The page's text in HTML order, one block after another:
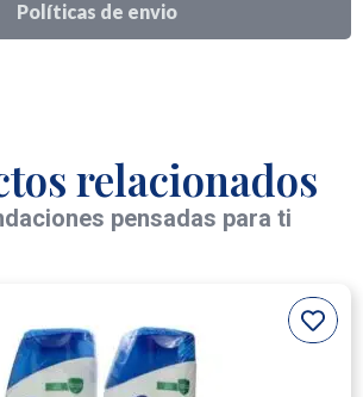
Políticas de envio
relacionados
pensadas para ti